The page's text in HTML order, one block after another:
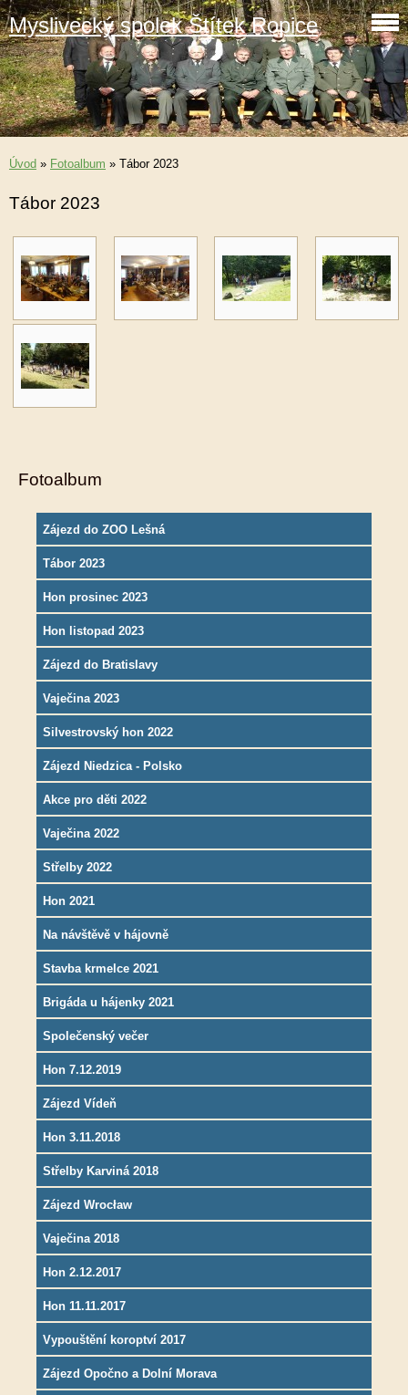
Myslivecký spolek Štítek Ropice
Úvod » Fotoalbum » Tábor 2023
Tábor 2023
Fotoalbum
Zájezd do ZOO Lešná
Tábor 2023
Hon prosinec 2023
Hon listopad 2023
Zájezd do Bratislavy
Vaječina 2023
Silvestrovský hon 2022
Zájezd Niedzica - Polsko
Akce pro děti 2022
Vaječina 2022
Střelby 2022
Hon 2021
Na návštěvě v hájovně
Stavba krmelce 2021
Brigáda u hájenky 2021
Společenský večer
Hon 7.12.2019
Zájezd Vídeň
Hon 3.11.2018
Střelby Karviná 2018
Zájezd Wrocław
Vaječina 2018
Hon 2.12.2017
Hon 11.11.2017
Vypouštění koroptví 2017
Zájezd Opočno a Dolní Morava